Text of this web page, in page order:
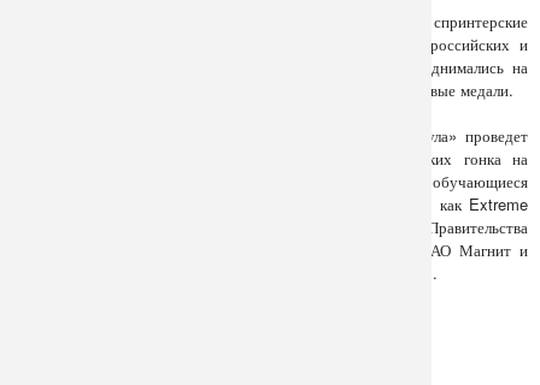
В прошлом сезоне «Марафон-Тула» выиграла все спринтерские
дисциплины чемпионата России. Всего в 2024 году на российских и
международных соревнованиях гонщики команды 131 поднимались на
пьедестал, завоевав 75 золотых, 34 серебряные и 22 бронзовые медали.
17 мая, в день открытия Гран-при, команда «Марафон-Тула» проведет
соревнования среди своих юных болельщиков. В детских гонка на
беговелах и роликовых коньках допускаются как обучающиеся
самостоятельно, так и ученики спортивных клубов, таких как Extreme
Kids. Соревнования среди детей пройдут при поддержке Правительства
Тульской области, инвестиционной компании Марафон, ПАО Магнит и
информационном партнерстве Фонда «Спорт Норма жизни».